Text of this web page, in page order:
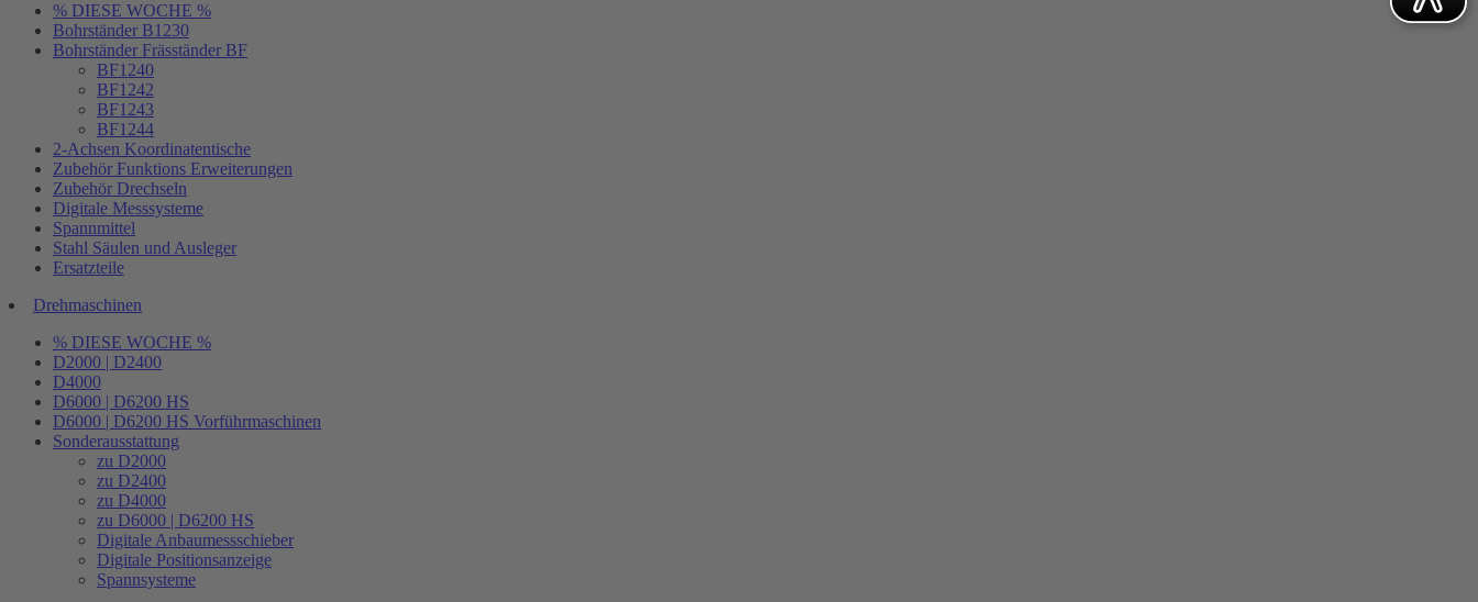
% DIESE WOCHE %
Bohrständer B1230
Bohrständer Fräsständer BF
BF1240
BF1242
BF1243
BF1244
2-Achsen Koordinatentische
Zubehör Funktions Erweiterungen
Zubehör Drechseln
Digitale Messsysteme
Spannmittel
Stahl Säulen und Ausleger
Ersatzteile
Drehmaschinen
% DIESE WOCHE %
D2000 | D2400
D4000
D6000 | D6200 HS
D6000 | D6200 HS Vorführmaschinen
Sonderausstattung
zu D2000
zu D2400
zu D4000
zu D6000 | D6200 HS
Digitale Anbaumessschieber
Digitale Positionsanzeige
Spannsysteme